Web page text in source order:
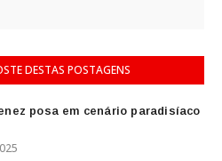
DESTAS POSTAGENS
posa em cenário paradisíaco